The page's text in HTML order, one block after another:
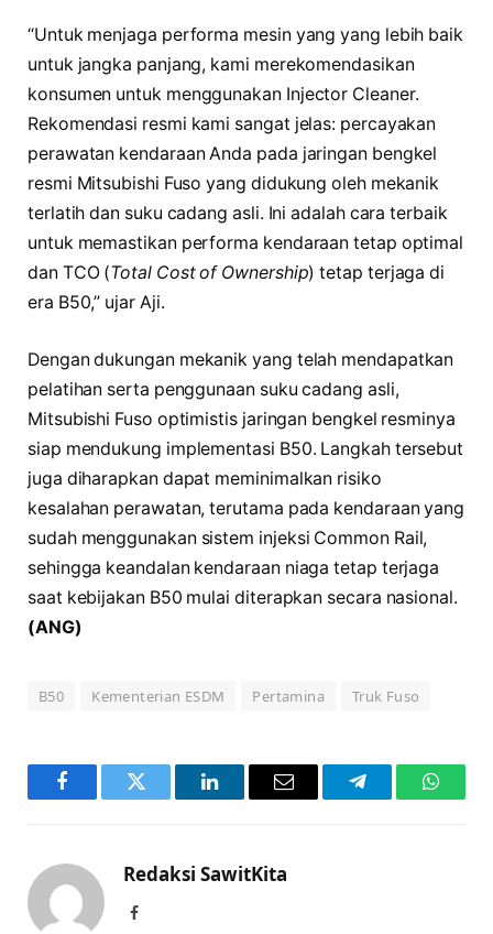
“Untuk menjaga performa mesin yang yang lebih baik
untuk jangka panjang, kami merekomendasikan
konsumen untuk menggunakan Injector Cleaner.
Rekomendasi resmi kami sangat jelas: percayakan
perawatan kendaraan Anda pada jaringan bengkel
resmi Mitsubishi Fuso yang didukung oleh mekanik
terlatih dan suku cadang asli. Ini adalah cara terbaik
untuk memastikan performa kendaraan tetap optimal
dan TCO (Total Cost of Ownership) tetap terjaga di
era B50,” ujar Aji.
Dengan dukungan mekanik yang telah mendapatkan
pelatihan serta penggunaan suku cadang asli,
Mitsubishi Fuso optimistis jaringan bengkel resminya
siap mendukung implementasi B50. Langkah tersebut
juga diharapkan dapat meminimalkan risiko
kesalahan perawatan, terutama pada kendaraan yang
sudah menggunakan sistem injeksi Common Rail,
sehingga keandalan kendaraan niaga tetap terjaga
saat kebijakan B50 mulai diterapkan secara nasional.
(ANG)
B50 Kementerian ESDM Pertamina Truk Fuso
FacebookTwitter LinkedInEmail Telegram
Redaksi SawitKita
Facebook